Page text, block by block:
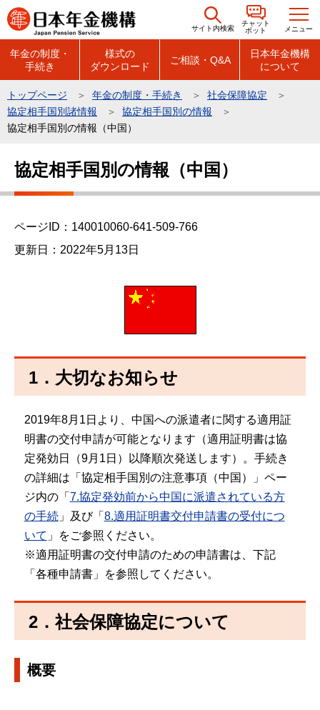
こ
の
の
先
サイト内検索
チャット
ボット
メニュー
年金の制度・
手続き
様式の
ダウンロード
ご相談・Q&A
日本年金機構
について
トップページ 年金の制度・手続き
社会保障協定
協定相手国別諸情報
協定相手国別の情報
協定相手国別の情報（中国）
こ
協定相手国別の情報（中国）
ページID：140010060-641-509-766
更新日：2022年5月13日
1．大切なお知らせ
2019年8月1日より、中国への派遣者に関する適用証
明書の交付申請が可能となります（適用証明書は協
定発効日（9月1日）以降順次発送します）。手続き
の詳細は「協定相手国別の注意事項（中国）」ペー
ジ内の「 7.協定発効前から中国に派遣されている方
の手続」及び「 8.適用証明書交付申請書の受付につ
いて 」をご参照ください。
※適用証明書の交付申請のための申請書は、下記
「各種申請書」を参照してください。
2．社会保障協定について
概要